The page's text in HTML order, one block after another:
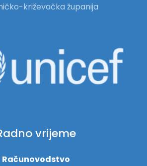
križevačka županija
vrijeme
Računovodstvo